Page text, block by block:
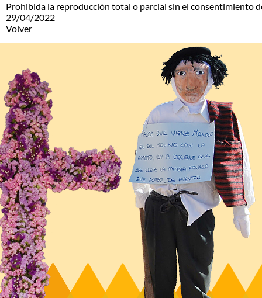
Prohibida la reproducción total o parcial sin el consentimiento
29/04/2022
Volver